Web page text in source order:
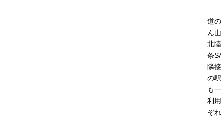
道
ん
北
条
隣
の
も
利
ぞ